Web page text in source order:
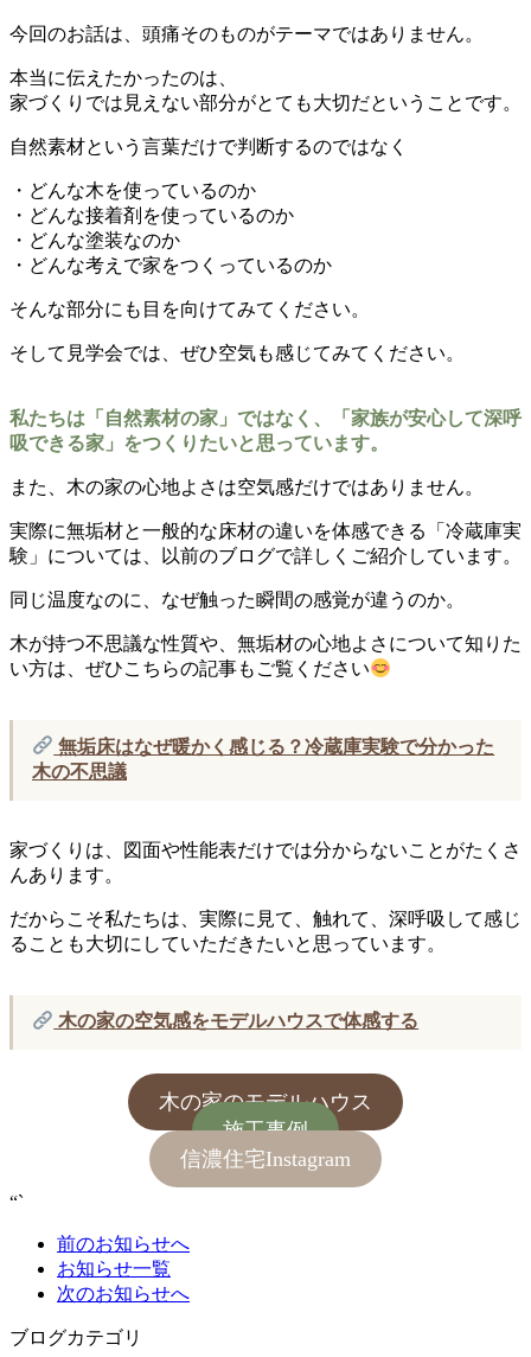
今回のお話は、頭痛そのものがテーマではありません。
本当に伝えたかったのは、
家づくりでは見えない部分がとても大切だということです。
自然素材という言葉だけで判断するのではなく
・どんな木を使っているのか
・どんな接着剤を使っているのか
・どんな塗装なのか
・どんな考えで家をつくっているのか
そんな部分にも目を向けてみてください。
そして見学会では、ぜひ空気も感じてみてください。
私たちは「自然素材の家」ではなく、「家族が安心して深呼
吸できる家」をつくりたいと思っています。
また、木の家の心地よさは空気感だけではありません。
実際に無垢材と一般的な床材の違いを体感できる「冷蔵庫実
験」については、以前のブログで詳しくご紹介しています。
同じ温度なのに、なぜ触った瞬間の感覚が違うのか。
木が持つ不思議な性質や、無垢材の心地よさについて知りた
い方は、ぜひこちらの記事もご覧ください
無垢床はなぜ暖かく感じる？冷蔵庫実験で分かった
木の不思議
家づくりは、図面や性能表だけでは分からないことがたくさ
んあります。
だからこそ私たちは、実際に見て、触れて、深呼吸して感じ
ることも大切にしていただきたいと思っています。
木の家の空気感をモデルハウスで体感する
木の家のモデルハウス
施工事例
信濃住宅Instagram
“`
前のお知らせへ
お知らせ一覧
次のお知らせへ
ブログカテゴリ